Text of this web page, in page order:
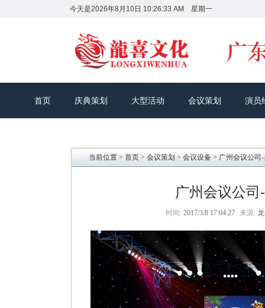
今天是2026年8月10日 10:26:34 AM 星期一
首页 庆典策划 大型活动 会议策划 演员
当前位置 > 首页 > 会议策划 > 会议设备 > 广州会议公司
广州会议公
时间: 2017/3/8 17:04:27 来源: